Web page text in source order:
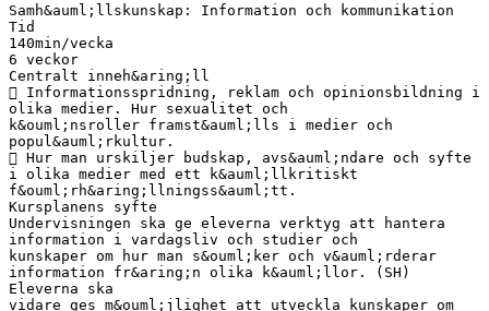
Samh&auml;llskunskap: Information och kommunikation
Tid
140min/vecka
6 veckor
Centralt inneh&aring;ll
 Informationsspridning, reklam och opinionsbildning i
olika medier. Hur sexualitet och
k&ouml;nsroller framst&auml;lls i medier och
popul&auml;rkultur.
 Hur man urskiljer budskap, avs&auml;ndare och syfte
i olika medier med ett k&auml;llkritiskt
f&ouml;rh&aring;llningss&auml;tt.
Kursplanens syfte
Undervisningen ska ge eleverna verktyg att hantera
information i vardagsliv och studier och
kunskaper om hur man s&ouml;ker och v&auml;rderar
information fr&aring;n olika k&auml;llor. (SH)
Eleverna ska
vidare ges m&ouml;jlighet att utveckla kunskaper om